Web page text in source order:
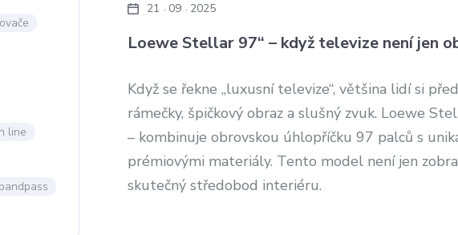
line
bandpass
Loewe Stellar 97“ – když televize není jen
21 09 2025
Když se řekne „luxusní televize“, většina lidí si
rámečky, špičkový obraz a slušný zvuk. Loewe
– kombinuje obrovskou úhlopříčku 97 palců s
prémiovými materiály. Tento model není jen
skutečný středobod interiéru.